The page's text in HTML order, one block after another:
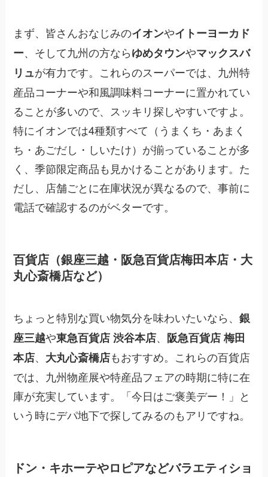
まず、皆さんおなじみのイオンやイトーヨーカド
ー、そして九州の方ならゆめタウンやマックスバ
リュが有力です。これらのスーパーでは、九州特
産品コーナーや和風調味料コーナーに置かれてい
ることが多いので、スッキリ探しやすいですよ。
特にイオンでは4種類すべて（うまくち・あまく
ち・あごだし・しいたけ）が揃っていることが多
く、季節限定商品も見かけることがあります。た
だし、店舗ごとに在庫状況が異なるので、事前に
電話で確認するのがベターです。
百貨店（銀座三越・阪急百貨店梅田本店・大
丸心斎橋店など）
ちょっと特別な買い物気分を味わいたいなら、銀
座三越や東急百貨店 渋谷本店、 阪急百貨店 梅田
本店、 大丸心斎橋店もおすすめ。これらの百貨店
では、九州物産展や特産品フェアの時期に特に在
庫が充実しています。「今日はご褒美デー！」と
いう時にデパ地下で探してみるのもアリですね。
ドン・キホーテやロピアなどバラエティショ